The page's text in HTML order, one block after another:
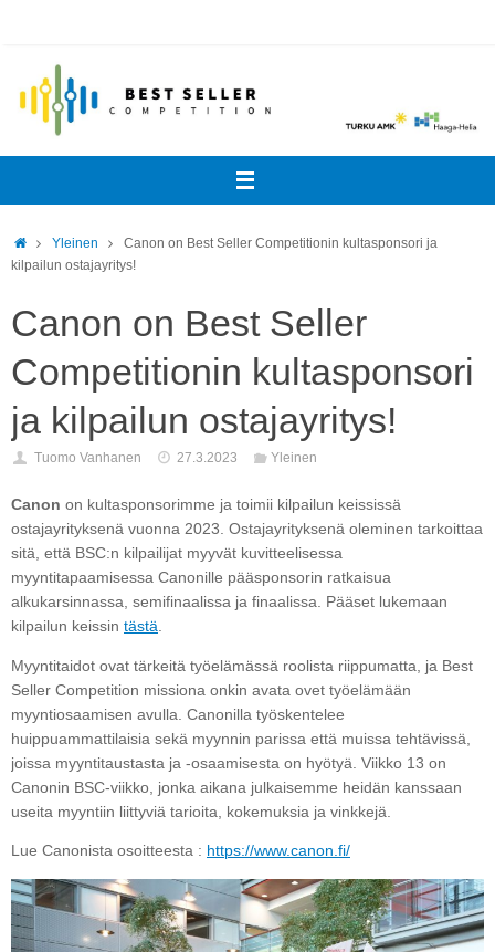
HomeYleinen
Canon on Best Seller Competitionin kultasponsori ja
kilpailun ostajayritys!
Canon on Best Seller
Competitionin kultasponsori
ja kilpailun ostajayritys!
Tuomo Vanhanen 27.3.2023 Yleinen
Canon on kultasponsorimme ja toimii kilpailun keississä
ostajayrityksenä vuonna 2023. Ostajayrityksenä oleminen tarkoittaa
sitä, että BSC:n kilpailijat myyvät kuvitteelisessa
myyntitapaamisessa Canonille pääsponsorin ratkaisua
alkukarsinnassa, semifinaalissa ja finaalissa. Pääset lukemaan
kilpailun keissin tästä.
Myyntitaidot ovat tärkeitä työelämässä roolista riippumatta, ja Best
Seller Competition missiona onkin avata ovet työelämään
myyntiosaamisen avulla. Canonilla työskentelee
huippuammattilaisia sekä myynnin parissa että muissa tehtävissä,
joissa myyntitaustasta ja -osaamisesta on hyötyä. Viikko 13 on
Canonin BSC-viikko, jonka aikana julkaisemme heidän kanssaan
useita myyntiin liittyviä tarioita, kokemuksia ja vinkkejä.
Lue Canonista osoitteesta : https://www.canon.fi/